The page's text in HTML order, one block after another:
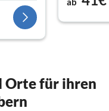
Ruhig ist
anders).
Orte für ihren